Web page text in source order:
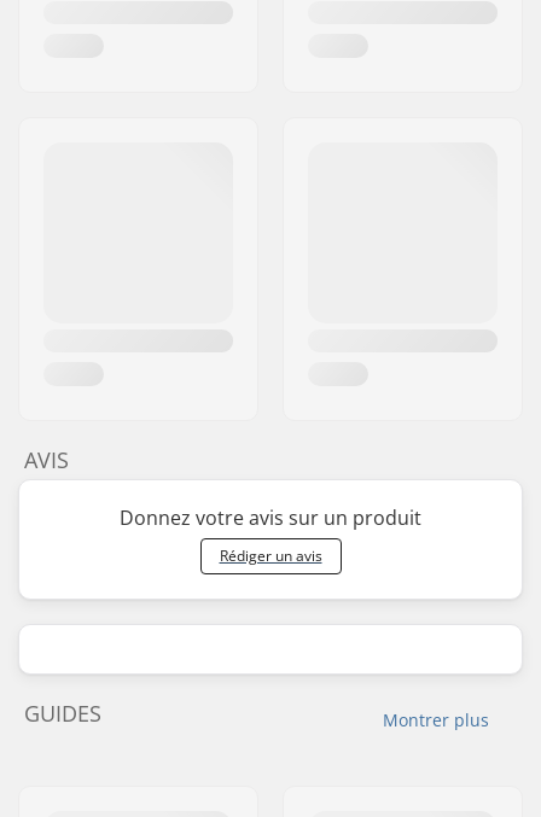
AVIS
Donnez votre avis sur un produit
Rédiger un avis
Montrer plus
GUIDES